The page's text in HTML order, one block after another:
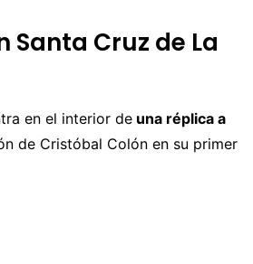
Santa Cruz de La
en el interior de una réplica a
de Cristóbal Colón en su primer